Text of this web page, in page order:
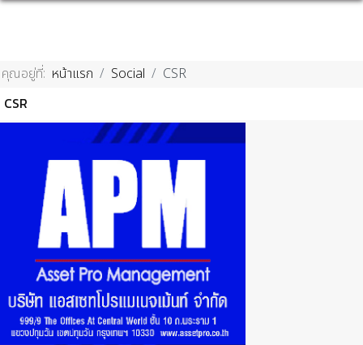
คุณอยู่ที่: หน้าแรก Social
CSR
CSR